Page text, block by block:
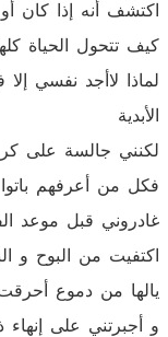
اكتشف أنه إذا كان
كيف تتحول الحياة
لماذا لاأجد نفسي
الأبدية
لكنني جالسة على
فكل من أعرفهم
غادروني قبل موعد
اكتفيت من البوح و
يالها من دموع
و أجبرتني على إنهاء